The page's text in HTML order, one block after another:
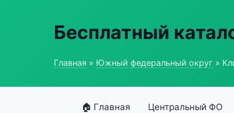
Бесплатный
Главная » Южный федеральный округ »
🏠 Главная Центральный ФО